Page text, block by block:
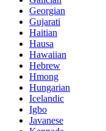
Georgian
Gujarati
Haitian
Hausa
Hawaiian
Hebrew
Hmong
Hungarian
Icelandic
Igbo
Javanese